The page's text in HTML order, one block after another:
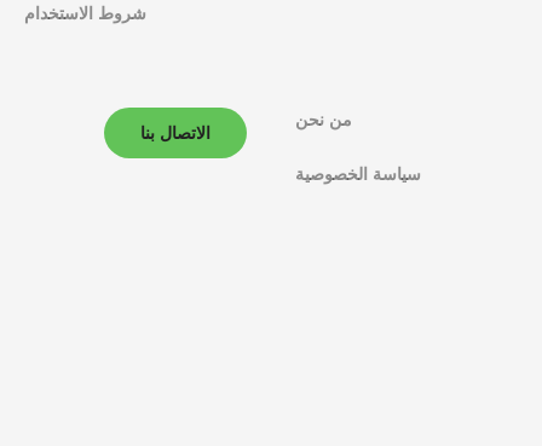
شروط الاستخدام
من نحن
سياسة الخصوصية
الاتصال بنا